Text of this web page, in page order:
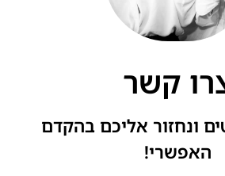
קשר
ונחזור אליכם בהקדם
האפשרי!